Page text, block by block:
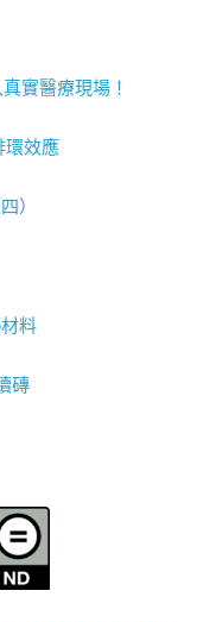
實醫療現場！
環效應
）
料
磚